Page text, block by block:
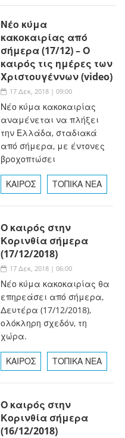
Νέο κύμα
κακοκαιρίας από
σήμερα (17/12) – Ο
καιρός τις ημέρες των
Χριστουγέννων (video)
17 Δεκ, 2018 | 09:00
Νέο κύμα κακοκαιρίας
αναμένεται να πλήξει
την Ελλάδα, σταδιακά
από σήμερα, με έντονες
βροχοπτώσει
ΚΑΙΡΟΣ ΤΟΠΙΚΑ ΝΕΑ
Ο καιρός στην
Κορινθία σήμερα
(17/12/2018)
17 Δεκ, 2018 | 06:00
Νέο κύμα κακοκαιρίας θα
επηρεάσει από σήμερα,
Δευτέρα (17/12/2018),
ολόκληρη σχεδόν, τη
χώρα.
ΚΑΙΡΟΣ ΤΟΠΙΚΑ ΝΕΑ
Ο καιρός στην
Κορινθία σήμερα
(16/12/2018)